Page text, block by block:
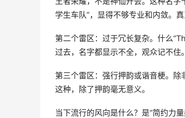
学生车队”，显得不够专业和内敛。
第二个雷区：过于冗长复杂。什么
过去，名字都显示不全，观众记不住
第三个雷区：强行押韵或谐音梗。除
这种，除了押韵毫无意义。
当下流行的风向是什么？是“简约力